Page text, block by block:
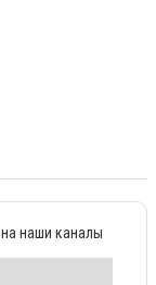
наши каналы